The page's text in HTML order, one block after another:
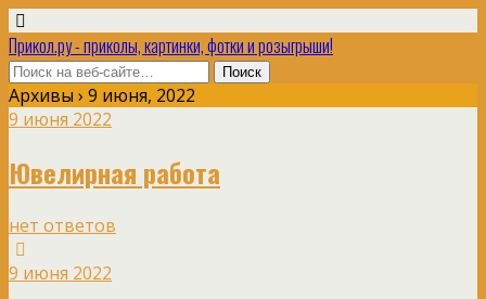
Прикол.ру - приколы, картинки, фотки и розыгрыши!
Архивы › 9 июня, 2022
9 июня 2022
Ювелирная работа
нет ответов
9 июня 2022